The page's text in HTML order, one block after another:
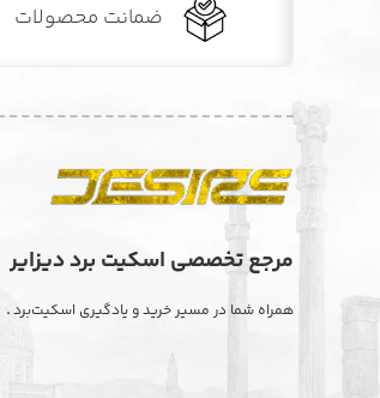
ضمانت محصولات
مرجع تخصصی اسکیت برد دیزایر
همراه شما در مسیر خرید و یادگیری اسکیت‌برد.